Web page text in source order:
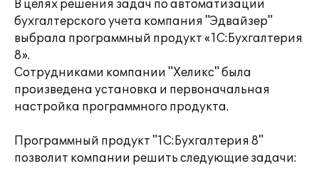
В целях решения задач по автоматизации
бухгалтерского учета компания "Эдвайзер"
выбрала программный продукт «1С:Бухгалтерия
8».
Сотрудниками компании "Хеликс" была
произведена установка и первоначальная
настройка программного продукта.
Программный продукт "1С:Бухгалтерия 8"
позволит компании решить следующие задачи: